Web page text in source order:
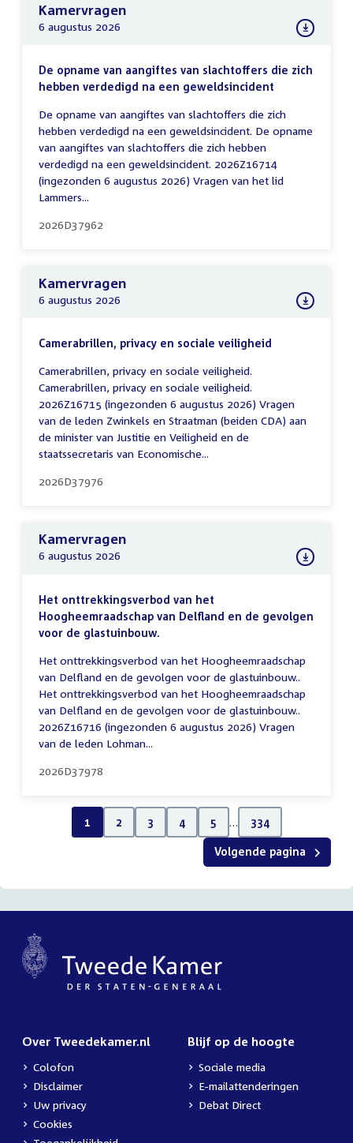
Kamervragen
6 augustus 2026
De opname van aangiftes van slachtoffers die zich
hebben verdedigd na een geweldsincident
De opname van aangiftes van slachtoffers die zich
hebben verdedigd na een geweldsincident. De opname
van aangiftes van slachtoffers die zich hebben
verdedigd na een geweldsincident. 2026Z16714
(ingezonden 6 augustus 2026) Vragen van het lid
Lammers...
2026D37962
Kamervragen
6 augustus 2026
Camerabrillen, privacy en sociale veiligheid
Camerabrillen, privacy en sociale veiligheid.
Camerabrillen, privacy en sociale veiligheid.
2026Z16715 (ingezonden 6 augustus 2026) Vragen
van de leden Zwinkels en Straatman (beiden CDA) aan
de minister van Justitie en Veiligheid en de
staatssecretaris van Economische...
2026D37976
Kamervragen
6 augustus 2026
Het onttrekkingsverbod van het
Hoogheemraadschap van Delfland en de gevolgen
voor de glastuinbouw.
Het onttrekkingsverbod van het Hoogheemraadschap
van Delfland en de gevolgen voor de glastuinbouw..
Het onttrekkingsverbod van het Hoogheemraadschap
van Delfland en de gevolgen voor de glastuinbouw..
2026Z16716 (ingezonden 6 augustus 2026) Vragen
van de leden Lohman...
2026D37978
1 2 3 4 5 … 334
Volgende pagina
Over Tweedekamer.nl
Colofon
Disclaimer
Uw privacy
Cookies
Blijf op de hoogte
Sociale media
E-mailattenderingen
Debat Direct